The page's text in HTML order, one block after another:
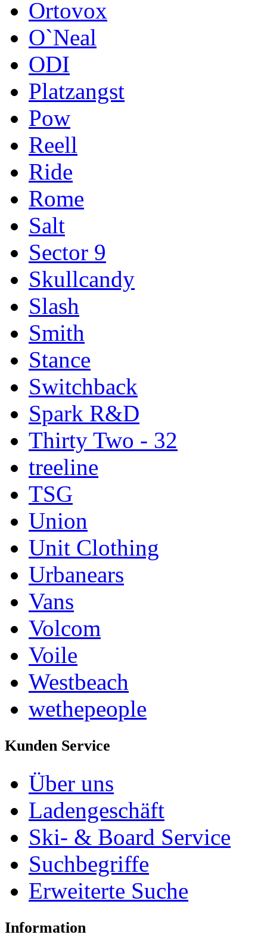
Ortovox
O`Neal
ODI
Platzangst
Pow
Reell
Ride
Rome
Salt
Sector 9
Skullcandy
Slash
Smith
Stance
Switchback
Spark R&D
Thirty Two - 32
treeline
TSG
Union
Unit Clothing
Urbanears
Vans
Volcom
Voile
Westbeach
wethepeople
Kunden Service
Über uns
Ladengeschäft
Ski- & Board Service
Suchbegriffe
Erweiterte Suche
Information